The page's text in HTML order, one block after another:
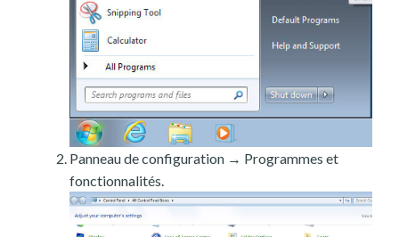
Panneau de configuration → Programmes et
fonctionnalités.